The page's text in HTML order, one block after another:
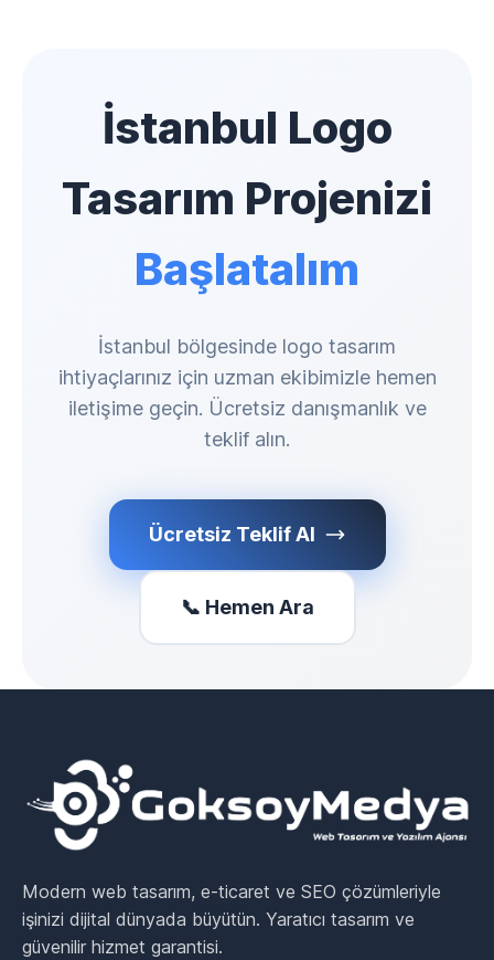
İstanbul Logo
Tasarım Projenizi
Başlatalım
İstanbul bölgesinde logo tasarım
ihtiyaçlarınız için uzman ekibimizle hemen
iletişime geçin. Ücretsiz danışmanlık ve
teklif alın.
Ücretsiz Teklif Al
📞 Hemen Ara
Modern web tasarım, e-ticaret ve SEO çözümleriyle
işinizi dijital dünyada büyütün. Yaratıcı tasarım ve
güvenilir hizmet garantisi.